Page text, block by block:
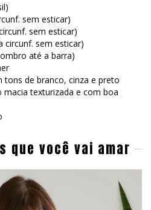
sem esticar)
sem esticar)
circunf. sem esticar)
até a barra)
tons de branco, cinza e preto
macia texturizada e com boa
que você vai amar